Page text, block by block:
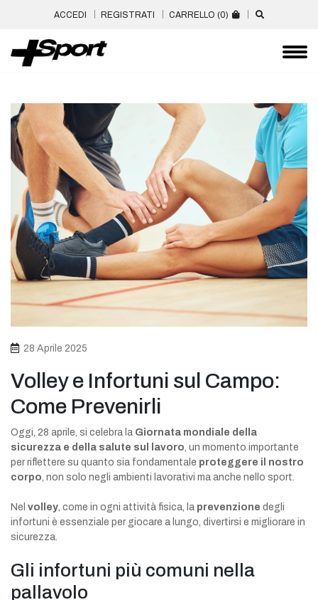
ACCEDI REGISTRATI CARRELLO (0)
28 Aprile 2025
Volley e Infortuni sul Campo:
Come Prevenirli
Oggi, 28 aprile, si celebra la Giornata mondiale della
sicurezza e della salute sul lavoro , un momento importante
per riflettere su quanto sia fondamentale proteggere il nostro
corpo , non solo negli ambienti lavorativi ma anche nello sport.
Nel volley , come in ogni attività fisica, la prevenzione degli
infortuni è essenziale per giocare a lungo, divertirsi e migliorare in
sicurezza.
Gli infortuni più comuni nella
pallavolo